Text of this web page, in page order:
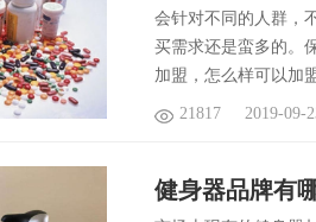
会针对不同的人群，
买需求还是蛮多的。
加盟，怎么样可以加
21817 2019-09-
健身器品牌有